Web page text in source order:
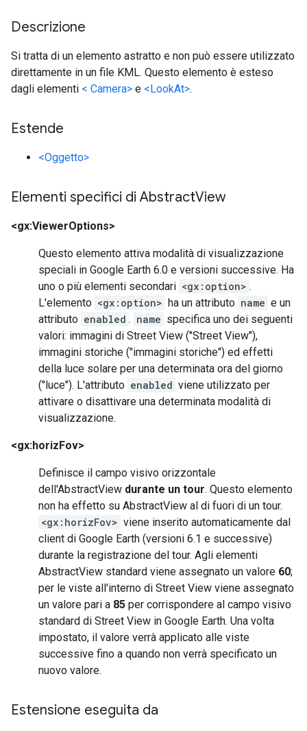
Descrizione
Si tratta di un elemento astratto e non può essere utilizzato
direttamente in un file KML. Questo elemento è esteso
dagli elementi < Camera> e <LookAt>.
Estende
<Oggetto>
Elementi specifici di AbstractView
<gx:ViewerOptions>
Questo elemento attiva modalità di visualizzazione
speciali in Google Earth 6.0 e versioni successive. Ha
uno o più elementi secondari <gx:option> .
L'elemento <gx:option> ha un attributo name e un
attributo enabled . name specifica uno dei seguenti
valori: immagini di Street View ("Street View"),
immagini storiche ("immagini storiche") ed effetti
della luce solare per una determinata ora del giorno
("luce"). L'attributo enabled viene utilizzato per
attivare o disattivare una determinata modalità di
visualizzazione.
<gx:horizFov>
Definisce il campo visivo orizzontale
dell'AbstractView durante un tour. Questo elemento
non ha effetto su AbstractView al di fuori di un tour.
<gx:horizFov> viene inserito automaticamente dal
client di Google Earth (versioni 6.1 e successive)
durante la registrazione del tour. Agli elementi
AbstractView standard viene assegnato un valore 60;
per le viste all'interno di Street View viene assegnato
un valore pari a 85 per corrispondere al campo visivo
standard di Street View in Google Earth. Una volta
impostato, il valore verrà applicato alle viste
successive fino a quando non verrà specificato un
nuovo valore.
Estensione eseguita da